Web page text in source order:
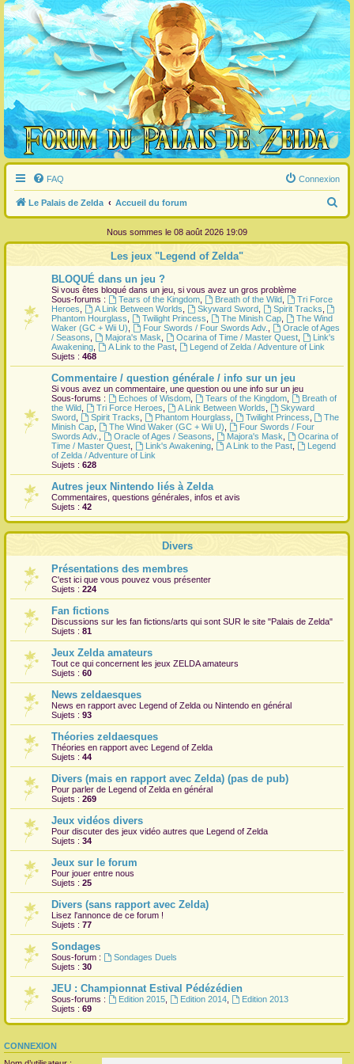
FAQ Connexion
Le Palais de Zelda Accueil du forum
e
c
Nous sommes le 08 août 2026 19:09
Les jeux "Legend of Zelda"
BLOQUÉ dans un jeu ?
Si vous êtes bloqué dans un jeu, si vous avez un gros problème
Sous-forums :
Tears of the Kingdom, Breath of the Wild,
Tri Force
Heroes
A Link Between Worlds Skyward Sword, Spirit Tracks
Phantom Hourglass
Twilight Princess The Minish Cap,
The Wind
Waker (GC + Wii U)
Four Swords / Four Swords Adv.
Oracle of Ages
/ Seasons
Majora's Mask Ocarina of Time / Master Quest,
Link's
Awakening
A Link to the Past,
Legend of Zelda / Adventure of Link
Sujets : 468
Commentaire / question générale / info sur un jeu
Si vous avez un commentaire, une question ou une info sur un jeu
Sous-forums :
Echoes of Wisdom, Tears of the Kingdom,
Breath of
the Wild
Tri Force Heroes A Link Between Worlds
Skyward
Sword
Spirit Tracks Phantom Hourglass Twilight Princess
The
Minish Cap
The Wind Waker (GC + Wii U)
Four Swords / Four
Swords Adv.
Oracle of Ages / Seasons Majora's Mask
Ocarina of
Time / Master Quest
Link's Awakening, A Link to the Past,
Legend
of Zelda / Adventure of Link
Sujets : 628
Autres jeux Nintendo liés à Zelda
Commentaires, questions générales, infos et avis
Sujets : 42
Divers
Présentations des membres
C'est ici que vous pouvez vous présenter
Sujets : 224
Fan fictions
Discussions sur les fan fictions/arts qui sont SUR le site "Palais de Zelda"
Sujets : 81
Jeux Zelda amateurs
Tout ce qui concernent les jeux ZELDA amateurs
Sujets : 60
News zeldaesques
News en rapport avec Legend of Zelda ou Nintendo en général
Sujets : 93
Théories zeldaesques
Théories en rapport avec Legend of Zelda
Sujets : 44
Divers (mais en rapport avec Zelda) (pas de pub)
Pour parler de Legend of Zelda en général
Sujets : 269
Jeux vidéos divers
Pour discuter des jeux vidéo autres que Legend of Zelda
Sujets : 34
Jeux sur le forum
Pour jouer entre nous
Sujets : 25
Divers (sans rapport avec Zelda)
Lisez l'annonce de ce forum !
Sujets : 77
Sondages
Sous-forum :
Sondages Duels
Sujets : 30
JEU : Championnat Estival Pédézédien
Sous-forums : Edition 2015, Edition 2014,
Edition 2013
Sujets : 69
CONNEXION